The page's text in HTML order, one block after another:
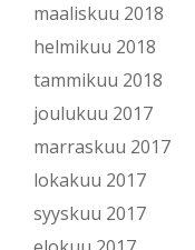
maaliskuu 2018
helmikuu 2018
tammikuu 2018
joulukuu 2017
marraskuu 2017
lokakuu 2017
syyskuu 2017